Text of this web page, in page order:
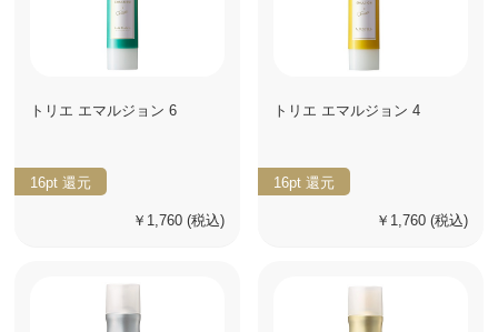
トリエ エマルジョン 6
16pt 還元
￥1,760 (税込)
トリエ エマルジョン 4
16pt 還元
￥1,760 (税込)